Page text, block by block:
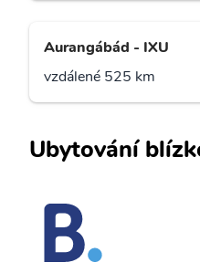
Aurangábád - IXU
vzdálené 525 km
Ubytování